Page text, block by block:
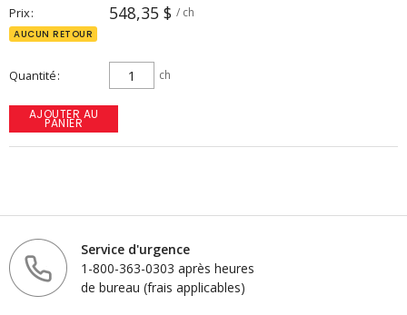
Prix 548,35 $ / ch
AUCUN RETOUR
Quantité ch
AJOUTER AU
PANIER
Service d'urgence
1-800-363-0303 après heures
de bureau (frais applicables)